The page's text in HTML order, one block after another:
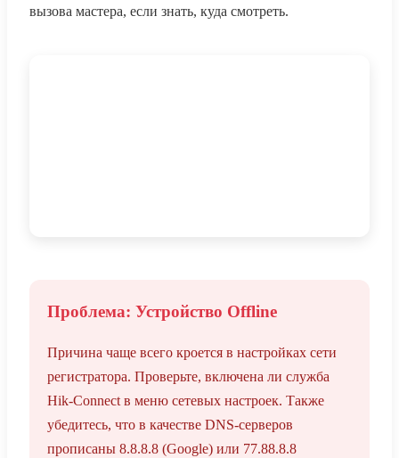
вызова мастера, если знать, куда смотреть.
Проблема: Устройство Offline
Причина чаще всего кроется в настройках сети
регистратора. Проверьте, включена ли служба
Hik-Connect в меню сетевых настроек. Также
убедитесь, что в качестве DNS-серверов
прописаны 8.8.8.8 (Google) или 77.88.8.8